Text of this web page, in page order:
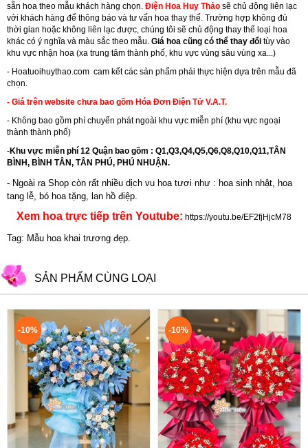
sẵn hoa theo mẫu khách hàng chọn. Điện Hoa Huy Thảo sẽ chủ động liên lạc
với khách hàng để thông báo và tư vấn hoa thay thế. Trường hợp không đủ
thời gian hoặc không liên lạc được, chúng tôi sẽ chủ động thay thế loại hoa
khác có ý nghĩa và màu sắc theo mẫu. Giá hoa cũng có thể thay đổi tùy vào
khu vực nhận hoa (xa trung tâm thành phố, khu vực vùng sâu vùng xa...)
- Hoatuoihuythao.com cam kết các sản phẩm phải thực hiện dựa trên mẫu đã
chọn.
- Giá trên website chưa bao gồm Hóa Đơn Điện Tử V.A.T.
- Không bao gồm phí chuyển phát ngoài khu vực miễn phí (khu vực ngoại
thành thành phố)
-Khu vực miễn phí 12 Quận bao gồm : Q1,Q3,Q4,Q5,Q6,Q8,Q10,Q11,TÂN
BÌNH, BÌNH TÂN, TÂN PHÚ, PHÚ NHUẬN.
- Ngoài ra Shop còn rất nhiều dịch vu hoa tươi như : hoa sinh nhật
hoa
tang lễ
bó hoa tặng lan hồ điệp
Xem hoa trực tiếp trên Youtube: https://youtu.be/EF2fjHjcM78
Tag: Mẫu hoa khai trương đẹp.
SẢN PHẨM CÙNG LOẠI
-10% -10%